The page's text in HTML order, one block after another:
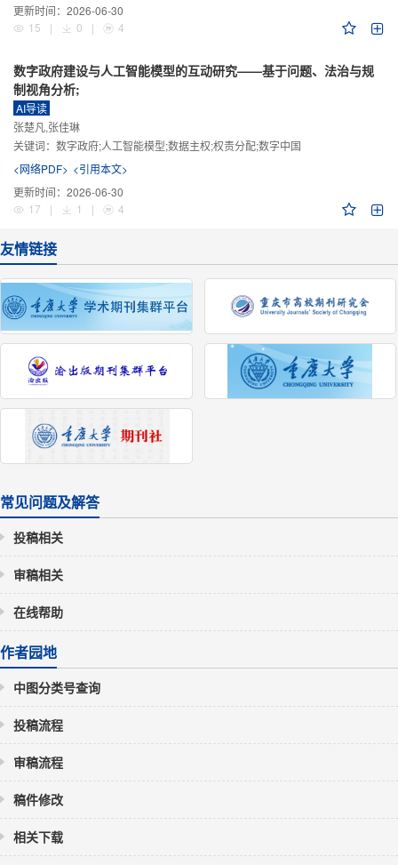
更新时间： 2026-06-30
15
| 0 | 4
数字政府建设与人工智能模型的互动研究——基于问题、法治与规
制视角分析;
AI导读
张楚凡,张佳琳
关键词： 数字政府;人工智能模型;数据主权;权责分配;数字中国
<网络PDF> <引用本文>
更新时间： 2026-06-30
17
| 1 | 4
友情链接
常见问题及解答
投稿相关
审稿相关
在线帮助
作者园地
中图分类号查询
投稿流程
审稿流程
稿件修改
相关下载